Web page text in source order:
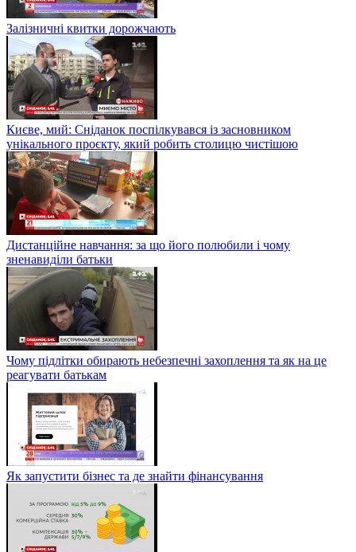
Залізничні квитки дорожчають
Києве, мий: Сніданок поспілкувався із засновником
унікального проєкту, який робить столицю чистішою
Дистанційне навчання: за що його полюбили і чому
зненавиділи батьки
Чому підлітки обирають небезпечні захоплення та як на це
реагувати батькам
Як запустити бізнес та де знайти фінансування